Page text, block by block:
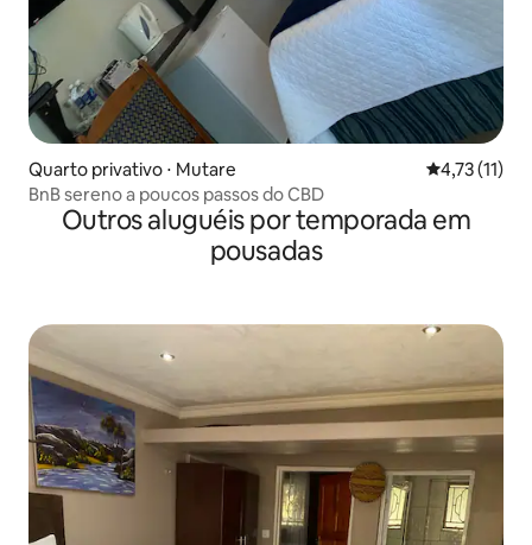
Quarto privativo ⋅ Mutare 4,73 de uma
4,73 (11)
BnB sereno a poucos passos do CBD
Outros aluguéis por temporada em
pousadas